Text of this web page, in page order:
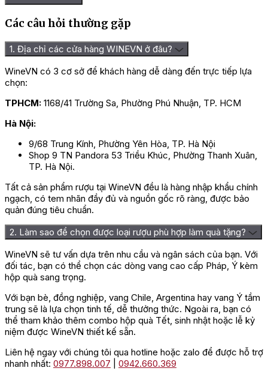
Các câu hỏi thường gặp
1. Địa chỉ các cửa hàng WINEVN ở đâu?
WineVN có 3 cơ sở để khách hàng dễ dàng đến trực tiếp lựa
chọn:
TPHCM: 1168/41 Trường Sa, Phường Phú Nhuận, TP. HCM
Hà Nội:
9/68 Trung Kính, Phường Yên Hòa, TP. Hà Nội
Shop 9 TN Pandora 53 Triều Khúc, Phường Thanh Xuân,
TP. Hà Nội.
Tất cả sản phẩm rượu tại WineVN đều là hàng nhập khẩu chính
ngạch, có tem nhãn đầy đủ và nguồn gốc rõ ràng, được bảo
quản đúng tiêu chuẩn.
2. Làm sao để chọn được loại rượu phù hợp làm quà tặng?
WineVN sẽ tư vấn dựa trên nhu cầu và ngân sách của bạn. Với
đối tác, bạn có thể chọn các dòng vang cao cấp Pháp, Ý kèm
hộp quà sang trọng.
Với bạn bè, đồng nghiệp, vang Chile, Argentina hay vang Ý tầm
trung sẽ là lựa chọn tinh tế, dễ thưởng thức. Ngoài ra, bạn có
thể tham khảo thêm combo hộp quà Tết, sinh nhật hoặc lễ kỷ
niệm được WineVN thiết kế sẵn.
Liên hệ ngay với chúng tôi qua hotline hoặc zalo để được hỗ trợ
nhanh nhất: 0977.898.007
0942.660.369